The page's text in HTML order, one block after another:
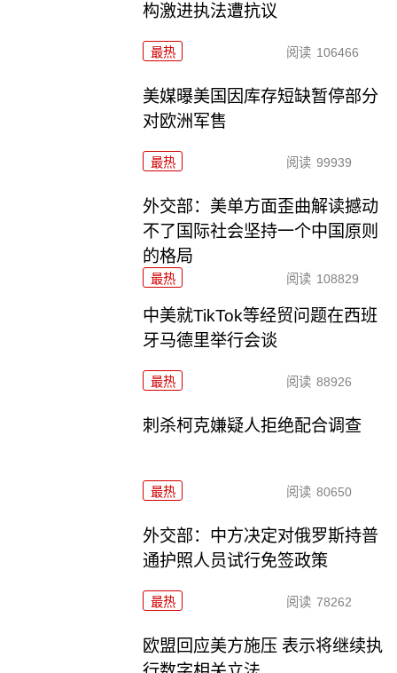
构激进执法遭抗议
最热 阅读 106466
美媒曝美国因库存短缺暂停部分
对欧洲军售
最热 阅读 99939
外交部：美单方面歪曲解读撼动
不了国际社会坚持一个中国原则
的格局
最热 阅读 108829
中美就TikTok等经贸问题在西班
牙马德里举行会谈
最热 阅读 88926
刺杀柯克嫌疑人拒绝配合调查
最热 阅读 80650
外交部：中方决定对俄罗斯持普
通护照人员试行免签政策
最热 阅读 78262
欧盟回应美方施压 表示将继续执